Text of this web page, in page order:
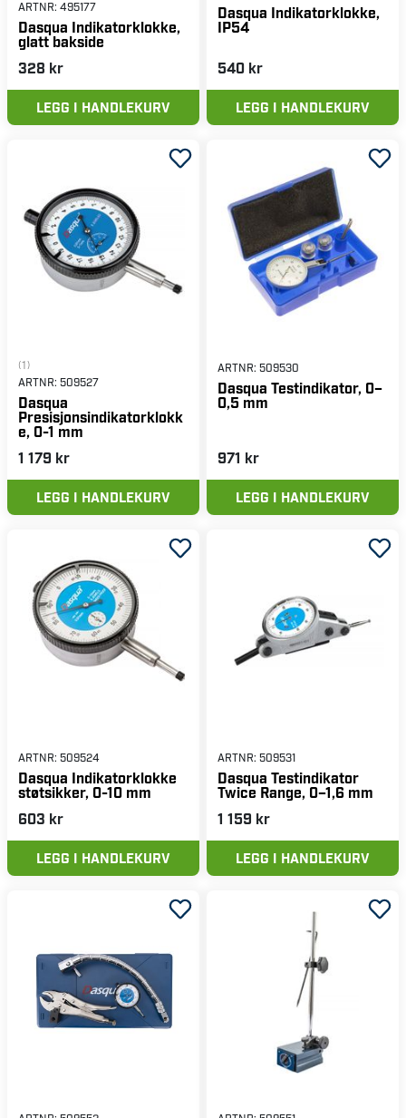
ARTNR: 495177
Dasqua Indikatorklokke,
glatt bakside
328 kr
LEGG I HANDLEKURV
Dasqua Indikatorklokke,
IP54
540 kr
LEGG I HANDLEKURV
(1)
ARTNR: 509527
Dasqua
Presisjonsindikatorklokk
e, 0-1 mm
1 179 kr
LEGG I HANDLEKURV
ARTNR: 509530
Dasqua Testindikator, 0–
0,5 mm
971 kr
LEGG I HANDLEKURV
ARTNR: 509524
Dasqua Indikatorklokke
støtsikker, 0-10 mm
603 kr
LEGG I HANDLEKURV
ARTNR: 509531
Dasqua Testindikator
Twice Range, 0–1,6 mm
1 159 kr
LEGG I HANDLEKURV